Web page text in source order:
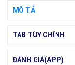
MÔ TẢ
TAB TÙY CHỈNH
ĐÁNH GIÁ(APP)